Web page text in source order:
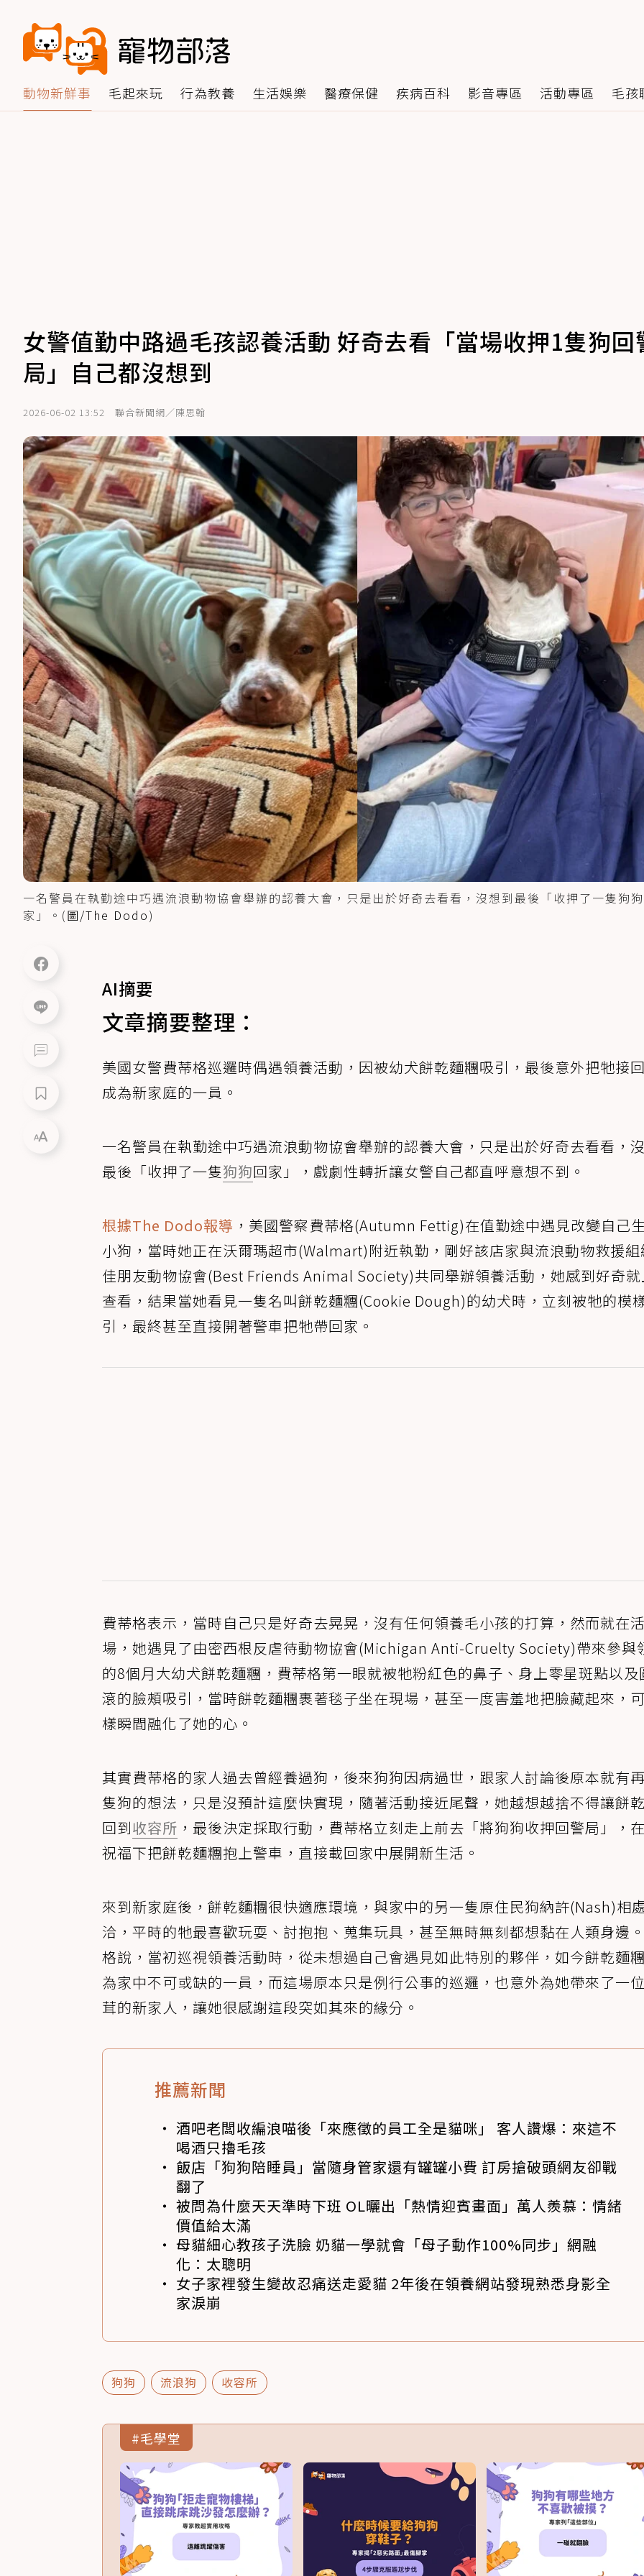
動物新鮮事 毛起來玩 行為教養 生活娛樂 醫療保健 疾病百科 影音專區 活動專區 毛孩
女警值勤中路過毛孩認養活動 好奇去看「當場收押1隻狗回
局」自己都沒想到
2026-06-02 13:52 聯合新聞網／陳思翰
一名警員在執勤途中巧遇流浪動物協會舉辦的認養大會，只是出於好奇去看看，沒想到最後「收押了一隻狗
家」。(圖/The Dodo)
AI摘要
文章摘要整理：
美國女警費蒂格巡邏時偶遇領養活動，因被幼犬餅乾麵糰吸引，最後意外把牠接
成為新家庭的一員。
一名警員在執勤途中巧遇流浪動物協會舉辦的認養大會，只是出於好奇去看看，
最後「收押了一隻狗狗回家」，戲劇性轉折讓女警自己都直呼意想不到。
根據The Dodo報導 ，美國警察費蒂格(Autumn Fettig)在值勤途中遇見改變自己
小狗，當時她正在沃爾瑪超市(Walmart)附近執勤，剛好該店家與流浪動物救援
佳朋友動物協會(Best Friends Animal Society)共同舉辦領養活動，她感到好奇
查看，結果當她看見一隻名叫餅乾麵糰(Cookie Dough)的幼犬時，立刻被牠的模
引，最終甚至直接開著警車把牠帶回家。
費蒂格表示，當時自己只是好奇去晃晃，沒有任何領養毛小孩的打算，然而就在
場，她遇見了由密西根反虐待動物協會(Michigan Anti-Cruelty Society)帶來參與
的8個月大幼犬餅乾麵糰，費蒂格第一眼就被牠粉紅色的鼻子、身上零星斑點以及
滾的臉頰吸引，當時餅乾麵糰裹著毯子坐在現場，甚至一度害羞地把臉藏起來，
樣瞬間融化了她的心。
其實費蒂格的家人過去曾經養過狗，後來狗狗因病過世，跟家人討論後原本就有
隻狗的想法，只是沒預計這麼快實現，隨著活動接近尾聲，她越想越捨不得讓餅
回到收容所 ，最後決定採取行動，費蒂格立刻走上前去「將狗狗收押回警局」，
祝福下把餅乾麵糰抱上警車，直接載回家中展開新生活。
來到新家庭後，餅乾麵糰很快適應環境，與家中的另一隻原住民狗納許(Nash)相
洽，平時的牠最喜歡玩耍、討抱抱、蒐集玩具，甚至無時無刻都想黏在人類身邊
格說，當初巡視領養活動時，從未想過自己會遇見如此特別的夥伴，如今餅乾麵
為家中不可或缺的一員，而這場原本只是例行公事的巡邏，也意外為她帶來了一
茸的新家人，讓她很感謝這段突如其來的緣分。
推薦新聞
酒吧老闆收編浪喵後「來應徵的員工全是貓咪」 客人讚爆：來這不
喝酒只擼毛孩
飯店「狗狗陪睡員」當隨身管家還有罐罐小費 訂房搶破頭網友卻戰
翻了
被問為什麼天天準時下班 OL曬出「熱情迎賓畫面」萬人羨慕：情緒
價值給太滿
母貓細心教孩子洗臉 奶貓一學就會「母子動作100%同步」網融
化：太聰明
女子家裡發生變故忍痛送走愛貓 2年後在領養網站發現熟悉身影全
家淚崩
狗狗 流浪狗 收容所
#毛學堂